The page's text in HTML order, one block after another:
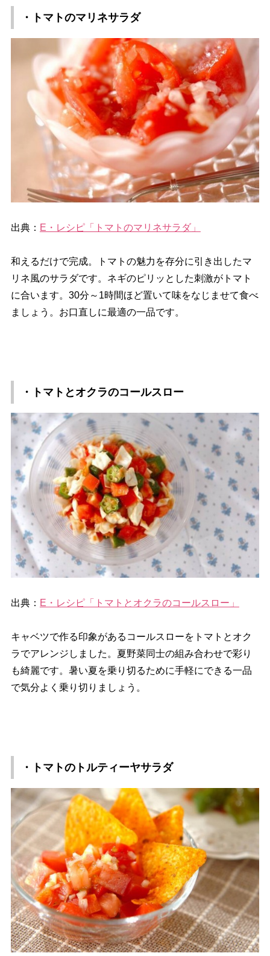
・トマトのマリネサラダ
出典： E・レシピ「トマトのマリネサラダ」
和えるだけで完成。トマトの魅力を存分に引き出したマ
リネ風のサラダです。ネギのピリッとした刺激がトマト
に合います。30分～1時間ほど置いて味をなじませて食べ
ましょう。お口直しに最適の一品です。
・トマトとオクラのコールスロー
出典： E・レシピ「トマトとオクラのコールスロー」
キャベツで作る印象があるコールスローをトマトとオク
ラでアレンジしました。夏野菜同士の組み合わせで彩り
も綺麗です。暑い夏を乗り切るために手軽にできる一品
で気分よく乗り切りましょう。
・トマトのトルティーヤサラダ